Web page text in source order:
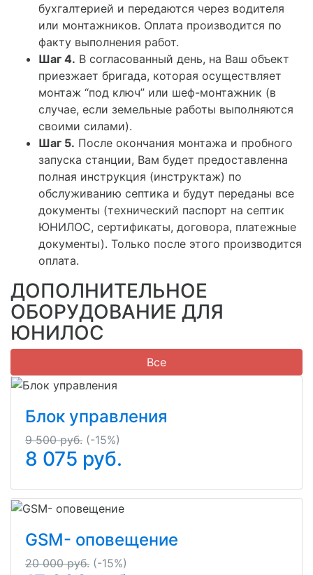
бухгалтерией и передаются через водителя
или монтажников. Оплата производится по
факту выполнения работ.
Шаг 4. В согласованный день, на Ваш объект
приезжает бригада, которая осуществляет
монтаж “под ключ” или шеф-монтажник (в
случае, если земельные работы выполняются
своими силами).
Шаг 5. После окончания монтажа и пробного
запуска станции, Вам будет предоставленна
полная инструкция (инструктаж) по
обслуживанию септика и будут переданы все
документы (технический паспорт на септик
ЮНИЛОС, сертификаты, договора, платежные
документы). Только после этого производится
оплата.
ДОПОЛНИТЕЛЬНОЕ
ОБОРУДОВАНИЕ ДЛЯ
ЮНИЛОС
Все
Блок управления
9 500 руб. (-15%)
8 075 руб.
GSM- оповещение
20 000 руб. (-15%)